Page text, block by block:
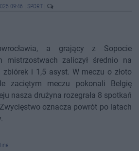
09:46 SPORT
a grający z Sopocie
mistrzostwach zaliczył średnio na
zbiórek i 1,5 asyst. W meczu o złoto
zaciętym meczu pokonali Belgię
nasza drużyna rozegrała 8 spotkań
oznacza powrót po latach